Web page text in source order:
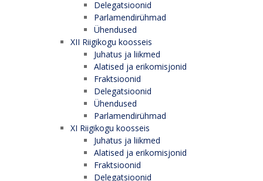
Delegatsioonid
Parlamendirühmad
Ühendused
XII Riigikogu koosseis
Juhatus ja liikmed
Alatised ja erikomisjonid
Fraktsioonid
Delegatsioonid
Ühendused
Parlamendirühmad
XI Riigikogu koosseis
Juhatus ja liikmed
Alatised ja erikomisjonid
Fraktsioonid
Delegatsioonid